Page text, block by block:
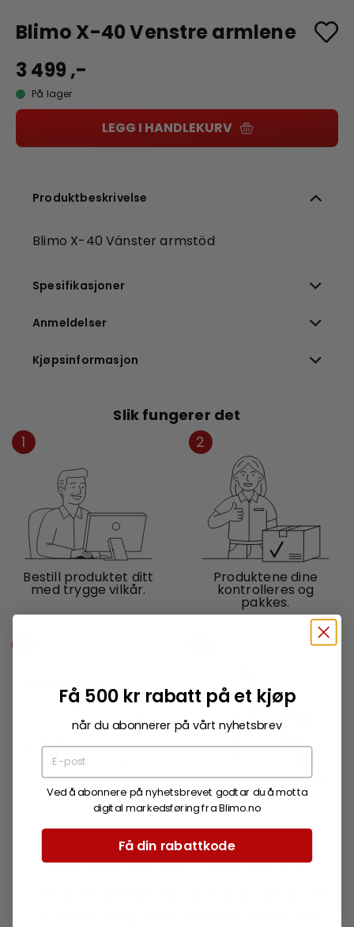
Blimo X-40 Venstre armlene
3 499 ,-
På lager
LEGG I HANDLEKURV
Produktbeskrivelse
Blimo X-40 Vänster armstöd
Spesifikasjoner
Anmeldelser
Kjøpsinformasjon
Slik fungerer det
1
Bestill produktet ditt
med trygge vilkår.
2
Produktene dine
kontrolleres og
pakkes.
Pakken din sendes
hjem til deg.
Nyt friheten med ditt
nye produkt.
Abonner på vårt nyhetsbrev!
Få 500 kr rabatt på et kjøp
når du abonnerer på vårt nyhetsbrev
Ved å abonnere på nyhetsbrevet godtar du å motta
digital markedsføring fra Blimo.no
Få din rabattkode